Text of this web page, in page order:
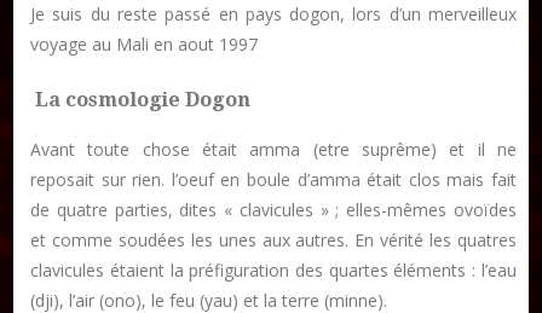
Publier un article
DON
Formation en Édition Numérique
Je suis du reste passé en pays dogon, lors d’un merveilleux
voyage au Mali en aout 1997
La cosmologie Dogon
Avant toute chose était amma (etre suprême) et il ne
reposait sur rien. l’oeuf en boule d’amma était clos mais fait
de quatre parties, dites « clavicules » ; elles-mêmes ovoïdes
et comme soudées les unes aux autres. En vérité les quatres
clavicules étaient la préfiguration des quartes éléments : l’eau
(dji), l’air (ono), le feu (yau) et la terre (minne).